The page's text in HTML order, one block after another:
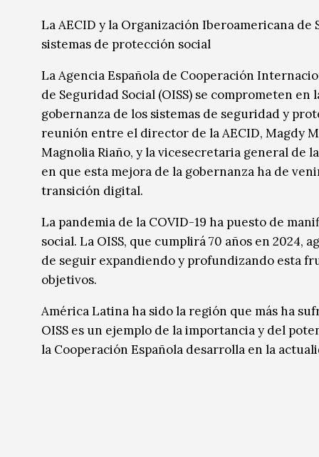
Música
Música
Sin categoríaSin categoría
La AECID y la Organización Iberoamericana
sistemas de protección social
La Agencia Española de Cooperación
de Seguridad Social (OISS) se comprometen
gobernanza de los sistemas de seguridad y
reunión entre el director de la AECID, Magdy
Magnolia Riaño, y la vicesecretaria general de
en que esta mejora de la gobernanza ha de
transición digital.
La pandemia de la COVID-19 ha puesto de
social. La OISS, que cumplirá 70 años en 2024,
de seguir expandiendo y profundizando esta
objetivos.
América Latina ha sido la región que más ha
OISS es un ejemplo de la importancia y del
la Cooperación Española desarrolla en la